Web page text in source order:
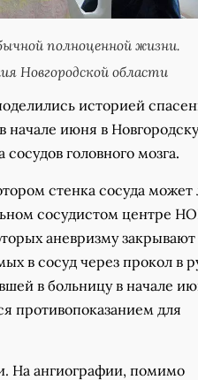
полноценной жизни.
Новгородской области
историей
начале июня в
головного мозга.
стенка сосуда может
сосудистом центре
аневризму закрывают
в сосуд через прокол в
в больницу в начале
противопоказанием для
На ангиографии, помимо